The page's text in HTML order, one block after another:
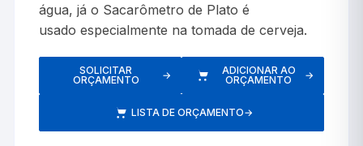
água, já o Sacarômetro de Plato é
usado especialmente na tomada de cerveja.
SOLICITAR
ORÇAMENTO
→
ADICIONAR AO
ORÇAMENTO
→
LISTA DE ORÇAMENTO→